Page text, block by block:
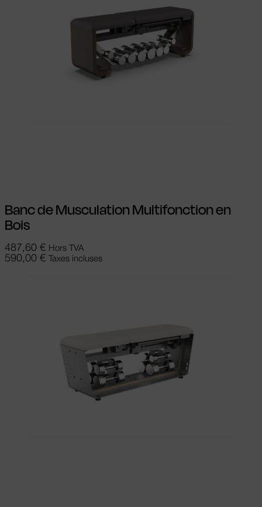
Banc de Musculation Multifonction en
Bois
487,60 € Hors TVA
590,00 € Taxes incluses